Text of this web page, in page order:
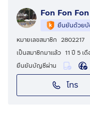
Fon Fon Fon
ยืนยันด้วยบั
หมายเลขสมาชิก 2802217
เป็นสมาชิกมาแล้ว 11 ปี 5 เ
ยืนยันบัญชีผ่าน
โทร